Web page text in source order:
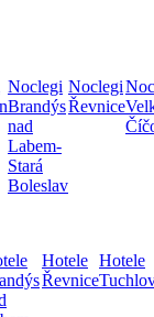
Noclegi
Brandýs
nad
Labem-
Stará
Boleslav
Noclegi
Řevnice
Hotele
Řevnice
Hotele